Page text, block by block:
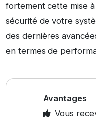
fortement cette mise
sécurité de votre
des dernières
en termes de
Avantages
Vous